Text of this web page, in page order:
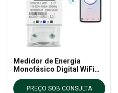
Medidor de Energia
Monofásico Digital WiFi
110-230V 65A DDS238-2 -
HIKINGPREÇO SOB CONSULTA